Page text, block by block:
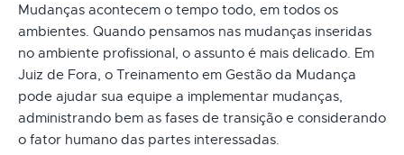
Mudanças acontecem o tempo todo, em todos os
ambientes. Quando pensamos nas mudanças inseridas
no ambiente profissional, o assunto é mais delicado. Em
Juiz de Fora, o Treinamento em Gestão da Mudança
pode ajudar sua equipe a implementar mudanças,
administrando bem as fases de transição e considerando
o fator humano das partes interessadas.